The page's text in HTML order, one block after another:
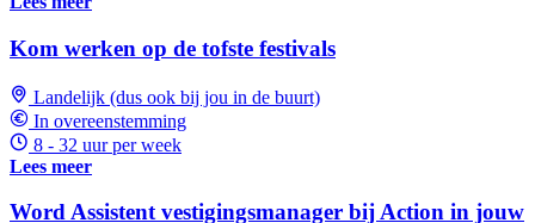
Kom werken op de tofste festivals
Landelijk (dus ook bij jou in de buurt)
In overeenstemming
8 - 32 uur per week
Lees meer
Word Assistent vestigingsmanager bij Action in jouw